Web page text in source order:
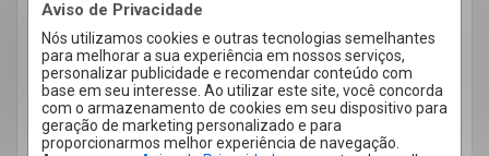
Aviso de Privacidade
Nós utilizamos cookies e outras tecnologias semelhantes
para melhorar a sua experiência em nossos serviços,
personalizar publicidade e recomendar conteúdo com
base em seu interesse. Ao utilizar este site, você concorda
com o armazenamento de cookies em seu dispositivo para
geração de marketing personalizado e para
proporcionarmos melhor experiência de navegação.
muito comum: acreditar que construir com alto
padrão de construção é suficiente para criar […]
LEIA MAIS